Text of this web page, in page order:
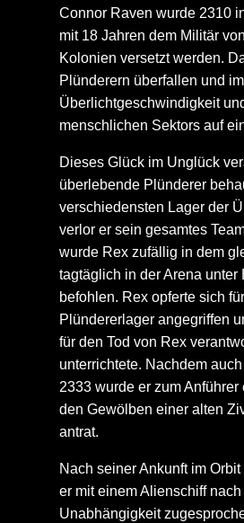
Connor Raven wurde 2310
mit 18 Jahren dem Militär
Kolonien versetzt werden.
Plünderern überfallen und
Überlichtgeschwindigkeit
menschlichen Sektors auf
Dieses Glück im Unglück
überlebende Plünderer
verschiedensten Lager der
verlor er sein gesamtes
wurde Rex zufällig in dem
tagtäglich in der Arena
befohlen. Rex opferte sich
Plündererlager angegriffen
für den Tod von Rex
unterrichtete. Nachdem
2333 wurde er zum
den Gewölben einer alten
antrat.
Nach seiner Ankunft im
er mit einem Alienschiff
Unabhängigkeit